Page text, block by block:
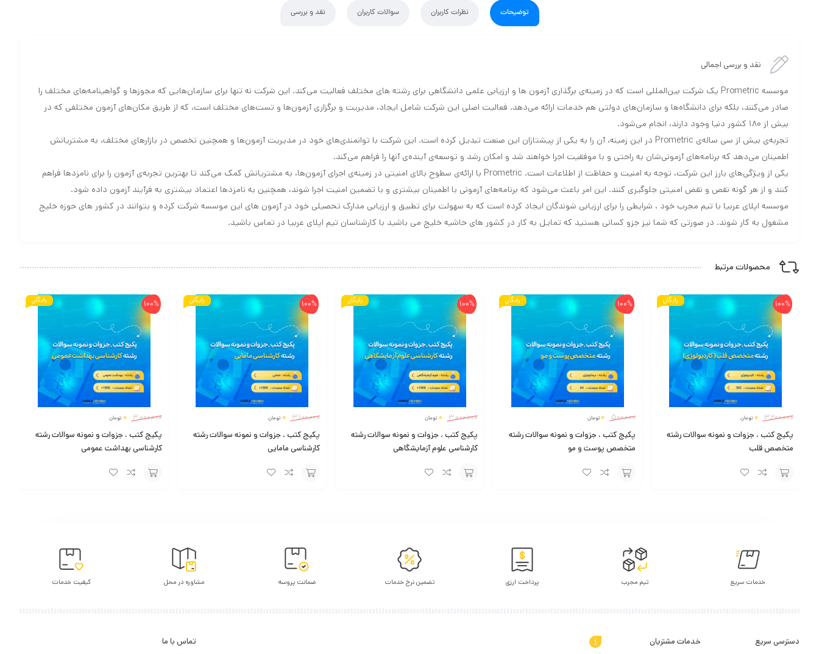
توضیحات نظرات کاربران سوالات کاربران نقد و بررسی
نقد و بررسی اجمالی
موسسه Prometric یک شرکت بین‌المللی است که در زمینه‌ی برگذاری آزمون ها و ارزیابی علمی دانشگاهی برای رشته های مختلف فعالیت می‌کند. این شرکت نه تنها برای سازمان‌هایی که مجوزها و گواهینامه‌های مختلف را
صادر می‌کنند، بلکه برای دانشگاه‌ها و سازمان‌های دولتی هم خدمات ارائه می‌دهد. فعالیت اصلی این شرکت شامل ایجاد، مدیریت و برگزاری آزمون‌ها و تست‌های مختلف است، که از طریق مکان‌های آزمون مختلفی که در
بیش از ۱۸۰ کشور دنیا وجود دارند، انجام می‌شود.
تجربه‌ی بیش از سی ساله‌ی Prometric در این زمینه، آن را به یکی از پیشتازان این صنعت تبدیل کرده است. این شرکت با توانمندی‌های خود در مدیریت آزمون‌ها و همچنین تخصص در بازارهای مختلف، به مشتریانش
اطمینان می‌دهد که برنامه‌های آزمونی‌شان به راحتی و با موفقیت اجرا خواهند شد و امکان رشد و توسعه‌ی آینده‌ی آنها را فراهم می‌کند.
یکی از ویژگی‌های بارز این شرکت، توجه به امنیت و حفاظت از اطلاعات است. Prometric با ارائه‌ی سطوح بالای امنیتی در زمینه‌ی اجرای آزمون‌ها، به مشتریانش کمک می‌کند تا بهترین تجربه‌ی آزمون را برای نامزدها فراهم
کنند و از هر گونه نقص و نقض امنیتی جلوگیری کنند. این امر باعث می‌شود که برنامه‌های آزمونی با اطمینان بیشتری و با تضمین امنیت اجرا شوند، همچنین به نامزدها اعتماد بیشتری به فرآیند آزمون داده شود.
موسسه اپلای عربیا با تیم مجرب خود ، شرایطی را برای ارزیابی شوندگان ایجاد کرده است که به سهولت برای تطبیق و ارزیابی مدارک تحصیلی خود در آزمون های این موسسه شرکت کرده و بتوانند در کشور های حوزه خلیج
مشغول به کار شوند. در صورتی که شما نیز جزو کسانی هستید که تمایل به کار در کشور های حاشیه خلیج می باشید با کارشناسان تیم اپلای عربیا در تماس باشید.
محصولات مرتبط
رایگان 100%
3,200,000
0 تومان
پکیج کتب ، جزوات و نمونه سوالات رشته
متخصص قلب
رایگان 100%
500,000
0 تومان
پکیج کتب ، جزوات و نمونه سوالات رشته
متخصص پوست و مو
رایگان 100%
3,000,000
0 تومان
پکیج کتب ، جزوات و نمونه سوالات رشته
کارشناسی علوم آزمایشگاهی
رایگان 100%
3,100,000
0 تومان
پکیج کتب ، جزوات و نمونه سوالات رشته
کارشناسی مامایی
رایگان 100%
3,000,000
0 تومان
پکیج کتب ، جزوات و نمونه سوالات رشته
کارشناسی بهداشت عمومی
خدمات سریع تیم مجرب پرداخت ارزی تضمین نرخ خدمات ضمانت پروسه مشاوره در محل کیفیت خدمات
دسترسی سریع خدمات مشتریان تماس با ما